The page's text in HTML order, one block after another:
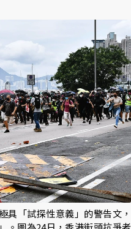
具「試探性意義」的警告文，